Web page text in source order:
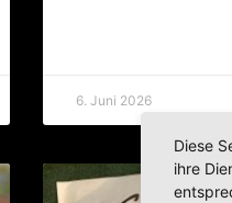
6. Juni 2026
Diese
ihre